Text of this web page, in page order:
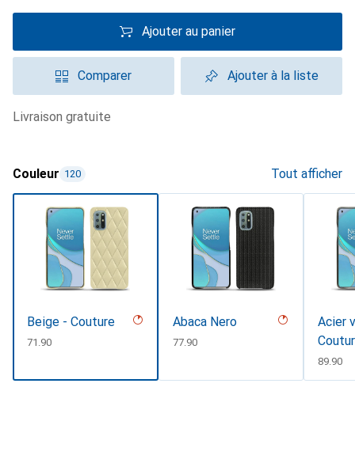
Ajouter au panier
Comparer Ajouter à la liste
livraison gratuite
Couleur 120 Tout afficher
Beige - Couture
CHF
71.90
Abaca Nero
CHF
77.90
Acier
CHF
89.90